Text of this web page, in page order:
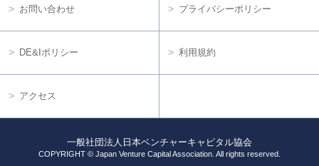
お問い合わせ プライバシーポリシー
DE&Iポリシー 利用規約
アクセス
一般社団法人日本ベンチャーキャピタル協会
COPYRIGHT © Japan Venture Capital Association. All rights reserved.